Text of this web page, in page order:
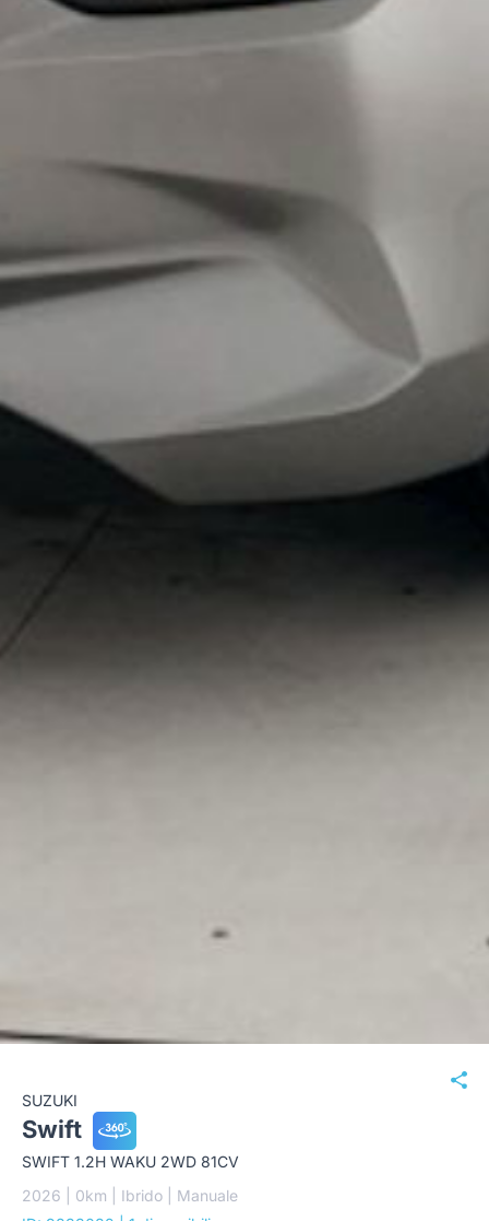
SUZUKI
Swift
SWIFT 1.2H WAKU 2WD 81CV
2026 | 0km | Ibrido | Manuale